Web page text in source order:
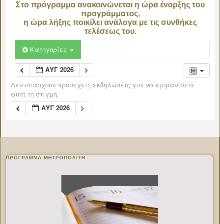
Στο πρόγραμμα ανακοινώνεται η ώρα έναρξης του
προγράμματος,
η ώρα λήξης ποικίλει ανάλογα με τις συνθήκες
τελέσεως του.
Κατηγορίες
ΑΥΓ 2026
Δεν υπάρχουν προσεχείς εκδηλώσεις για να εμφανίσετε
αυτή τη στιγμή.
ΑΥΓ 2026
ΠΡΌΓΡΑΜΜΑ ΜΗΤΡΟΠΟΛΊΤΗ